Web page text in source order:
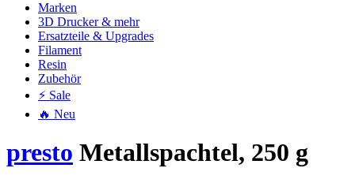
Marken
3D Drucker & mehr
Ersatzteile & Upgrades
Filament
Resin
Zubehör
⚡ Sale
🔥 Neu
presto Metallspachtel, 250 g